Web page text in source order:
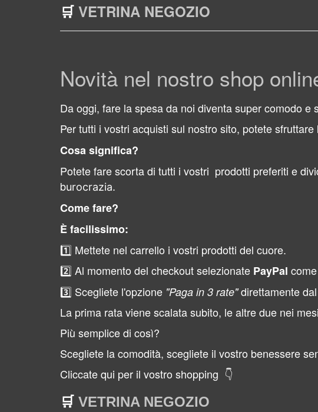
🛒 VETRINA NEGOZIO
Novità nel nostro shop
Da oggi, fare la spesa da noi diventa super comodo e
Per tutti i vostri acquisti sul nostro sito, potete sfruttare
Cosa significa?
Potete fare scorta di tutti i vostri prodotti preferiti e
burocrazia.
Come fare?
È facilissimo:
1️⃣ Mettete nel carrello i vostri prodotti del cuore.
2️⃣ Al momento del checkout selezionate PayPal
3️⃣ Scegliete l'opzione "Paga in 3 rate"direttamente
La prima rata viene scalata subito, le altre due nei
Più semplice di così?
Scegliete la comodità, scegliete il vostro benessere
Cliccate qui per il vostro shopping 👇
🛒 VETRINA NEGOZIO